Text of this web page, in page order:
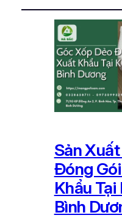
Sản
Đóng
Khẩu Tại
Bình